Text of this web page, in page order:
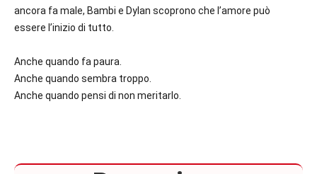
ancora fa male, Bambi e Dylan scoprono che l’amore può
essere l’inizio di tutto.
Anche quando fa paura.
Anche quando sembra troppo.
Anche quando pensi di non meritarlo.